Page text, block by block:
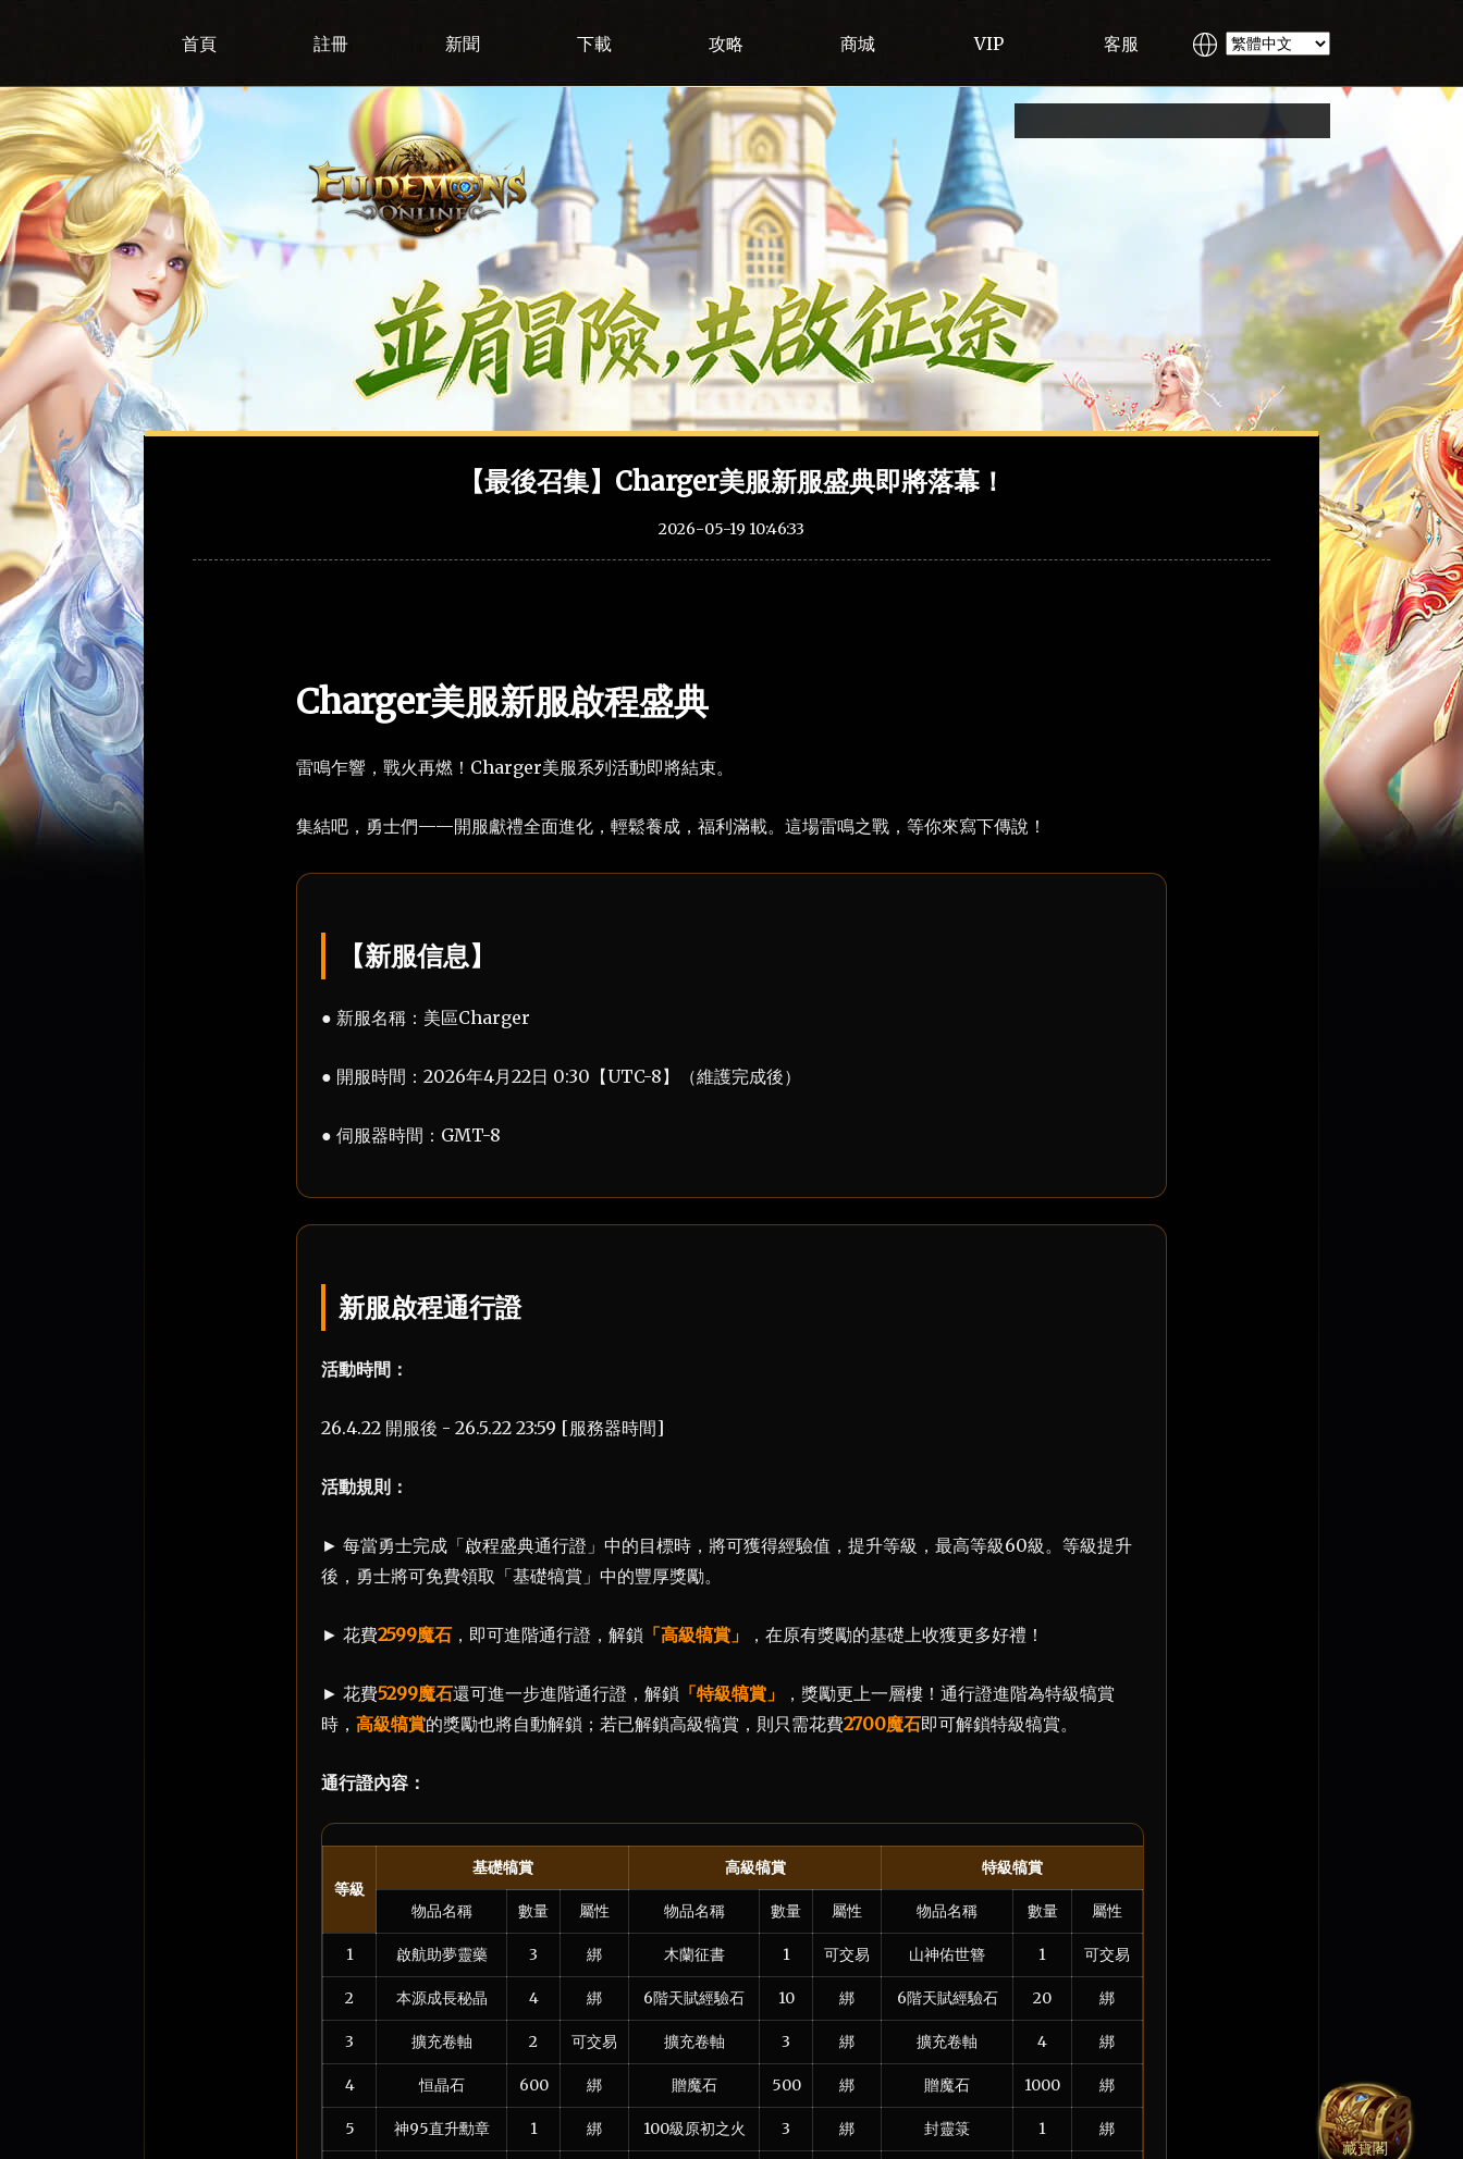
藏寶閣
首頁 註冊 新聞 下載 攻略 商城 VIP 客服
【最後召集】Charger美服新服盛典即將落幕！
2026-05-19 10:46:33
Charger美服新服啟程盛典
雷鳴乍響，戰火再燃！Charger美服系列活動即將結束。
集結吧，勇士們——開服獻禮全面進化，輕鬆養成，福利滿載。這場雷鳴之戰，等你來寫下傳說！
【新服信息】
● 新服名稱：美區Charger
● 開服時間：2026年4月22日 0:30【UTC-8】（維護完成後）
● 伺服器時間：GMT-8
新服啟程通行證
活動時間：
26.4.22 開服後 - 26.5.22 23:59 [服務器時間]
活動規則：
► 每當勇士完成「啟程盛典通行證」中的目標時，將可獲得經驗值，提升等級，最高等級60級。等級提升
後，勇士將可免費領取「基礎犒賞」中的豐厚獎勵。
► 花費2599魔石 ，即可進階通行證，解鎖 「高級犒賞」 ，在原有獎勵的基礎上收獲更多好禮！
► 花費5299魔石還可進一步進階通行證，解鎖 「特級犒賞」
，獎勵更上一層樓！通行證進階為特級犒賞
時， 高級犒賞的獎勵也將自動解鎖；若已解鎖高級犒賞，則只需花費2700魔石即可解鎖特級犒賞。
通行證內容：
等級
基礎犒賞 高級犒賞 特級犒賞
物品名稱 數量 屬性 物品名稱 數量 屬性 物品名稱 數量 屬性
1 啟航助夢靈藥 3 綁 木蘭征書 1 可交易 山神佑世簪 1 可交易
2 本源成長秘晶 4 綁 6階天賦經驗石 10 綁 6階天賦經驗石 20 綁
3 擴充卷軸 2 可交易 擴充卷軸 3 綁 擴充卷軸 4 綁
4 恒晶石 600 綁 贈魔石 500 綁 贈魔石 1000 綁
5 神95直升勳章 1 綁 100級原初之火 3 綁 封靈箓 1 綁